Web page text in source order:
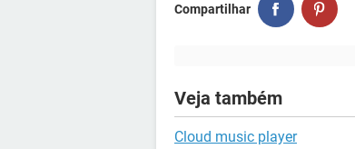
Compartilhar
Veja também
Cloud music player